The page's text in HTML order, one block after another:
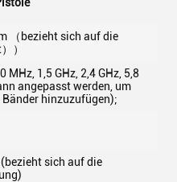
（bezieht sich auf die
）
MHz, 1,5 GHz, 2,4 GHz, 5,8
angepasst werden, um
hinzuzufügen);
sich auf die